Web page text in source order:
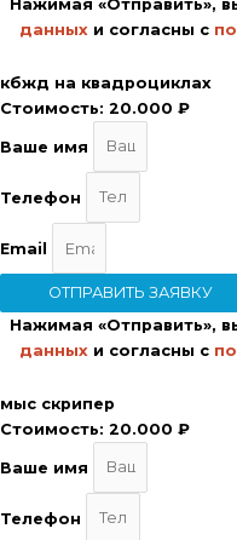
Нажимая «Отправить»,
данных и согласны с
кбжд на квадроциклах
Стоимость: 20.000 ₽
Ваше имя
Телефон
Email
ОТПРАВИТЬ ЗАЯВКУ
Нажимая «Отправить»,
данных и согласны с
мыс скрипер
Стоимость: 20.000 ₽
Ваше имя
Телефон